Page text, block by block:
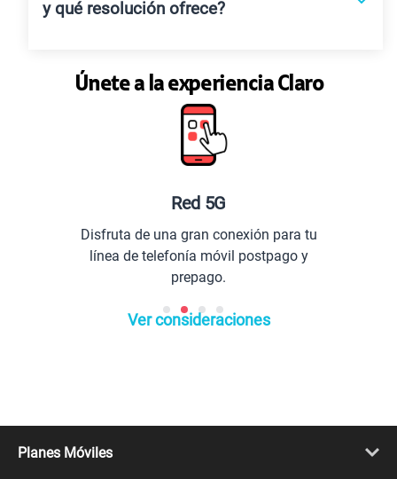
y qué resolución ofrece?
Únete a la experiencia Claro
Red 5G
Disfruta de una gran conexión para tu
línea de telefonía móvil postpago y
prepago.
Ver consideraciones
Planes Móviles